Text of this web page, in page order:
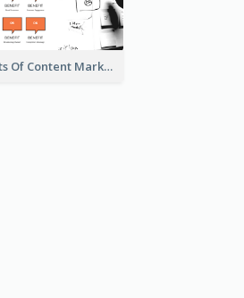
6 Benefits Of Content Marketing Strategic Analysis